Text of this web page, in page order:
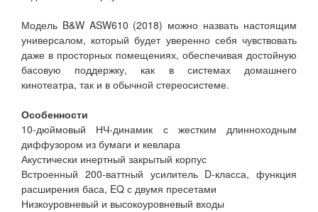
Модель B&W ASW610 (2018) можно назвать настоящим
универсалом, который будет уверенно себя чувствовать
даже в просторных помещениях, обеспечивая достойную
басовую поддержку, как в системах домашнего
кинотеатра, так и в обычной стереосистеме.
Особенности
10-дюймовый НЧ-динамик с жестким длинноходным
диффузором из бумаги и кевлара
Акустически инертный закрытый корпус
Встроенный 200-ваттный усилитель D-класса, функция
расширения баса, EQ с двумя пресетами
Низкоуровневый и высокоуровневый входы